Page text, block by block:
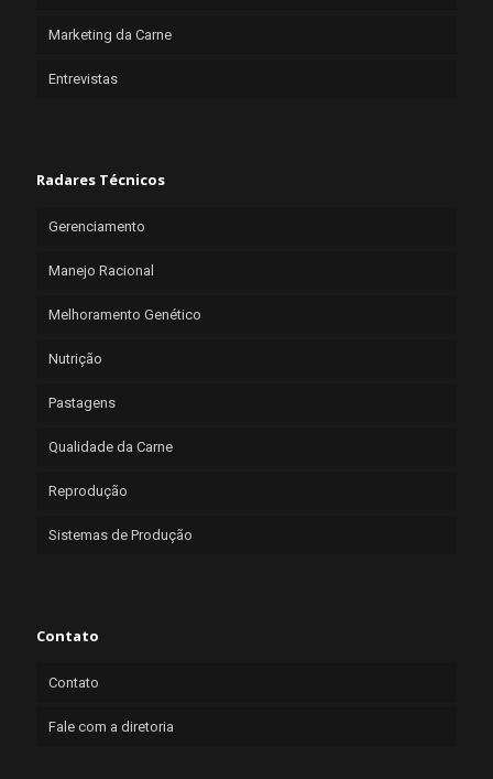
Marketing da Carne
Entrevistas
Radares Técnicos
Gerenciamento
Manejo Racional
Melhoramento Genético
Nutrição
Pastagens
Qualidade da Carne
Reprodução
Sistemas de Produção
Contato
Contato
Fale com a diretoria